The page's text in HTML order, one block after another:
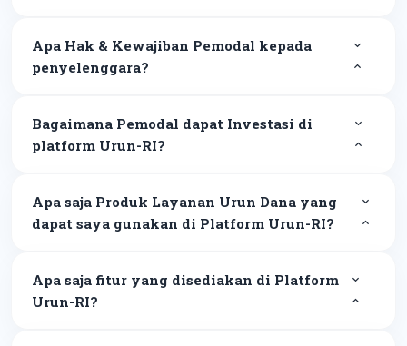
Apa Hak & Kewajiban Pemodal kepada
penyelenggara?
Bagaimana Pemodal dapat Investasi di
platform Urun-RI?
Apa saja Produk Layanan Urun Dana yang
dapat saya gunakan di Platform Urun-RI?
Apa saja fitur yang disediakan di Platform
Urun-RI?